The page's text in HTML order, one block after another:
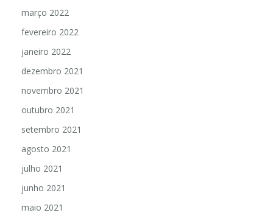
março 2022
fevereiro 2022
janeiro 2022
dezembro 2021
novembro 2021
outubro 2021
setembro 2021
agosto 2021
julho 2021
junho 2021
maio 2021